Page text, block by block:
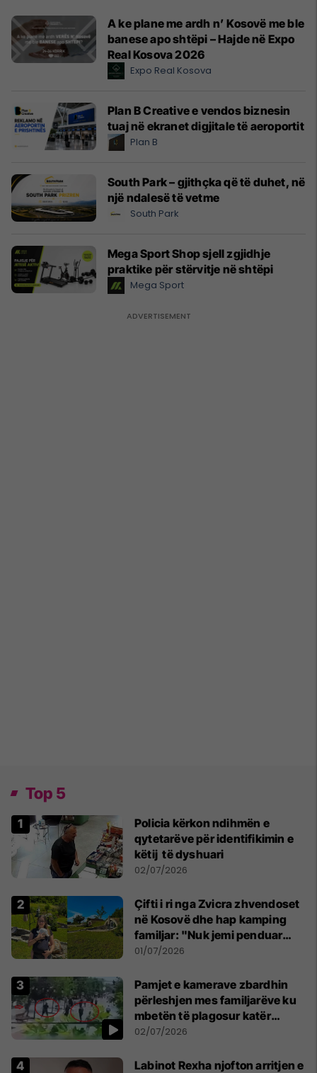
A ke plane me ardh n’ Kosovë me ble
banese apo shtëpi – Hajde në Expo
Real Kosova 2026
Expo Real Kosova
Plan B Creative e vendos biznesin
tuaj në ekranet digjitale të aeroportit
Plan B
South Park – gjithçka që të duhet, në
një ndalesë të vetme
South Park
Mega Sport Shop sjell zgjidhje
praktike për stërvitje në shtëpi
Mega Sport
Top 5
Policia kërkon ndihmën e
qytetarëve për identifikimin e
këtij të dyshuari
02/07/2026
Çifti i ri nga Zvicra zhvendoset
në Kosovë dhe hap kamping
familjar: "Nuk jemi penduar
asnjë ditë"
01/07/2026
Pamjet e kamerave zbardhin
përleshjen mes familjarëve ku
mbetën të plagosur katër
persona
02/07/2026
Labinot Rexha njofton arritjen e